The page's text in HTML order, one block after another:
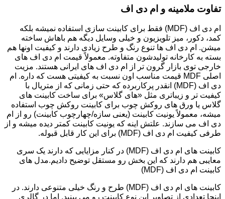
تفاوت ملامینه و ام دی اف
ام دی اف (MDF) فقط برای کابینت سازی استفاده نمیشه بلکه
کمد، دکور، میز تلویزیون و خیلی وسایل دیگه هم باهاش ساخته
میشن. ام دی اف ها تنوع رنگ و طرح زیادی دارند و کیفیت اونها هم
بسته به کارخانه تولیدشون متفاوته. معمولاً قیمت ام دی اف های
خارجی توی بازار گرون تر از ام دی اف های ایرانی هستند. مزیت
اصلی MDF قیمت مناسب اون نسبت به کیفیتی هست که داره. ام
دی اف (MDF) انقدر پرکاربرده که حتی زمانی که از متریال با
کیفیت تر و زیباتری مثل «های گلاس» برای ساخت کابینت های
گلاس یا ورق های روکش چوب برای کابینت روکش چوب استفاده
میشه، معمولاً یونیت کابینت (یعنی سازه/چهارچوب کابینت) رو از ام
دی اف می سازند. علتش اینه که یونیت کابینت کمتر دیده میشه و از
طرفی کیفیت ام دی اف (MDF) برای این کار قابل قبوله.
کابینت های ام دی اف (MDF) در کنار مزایایی که دارند یک سری
معایبی هم دارند که این بخش رو مستقل توضیح دادیم.مدل های
کابینت ام دی اف (MDF)
کابینت های ام دی اف (MDF) طرح و رنگ خیلی متنوعی دارند. در
اینجا تعدادی از تصاویر این نوع کابینت رو می بینید. اما در گالری